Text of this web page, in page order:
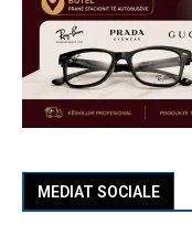
MEDIAT SOCIALE